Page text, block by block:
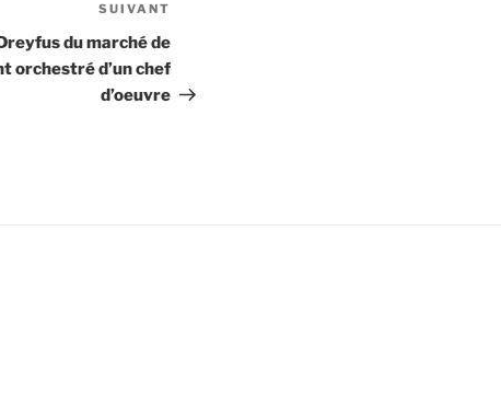
suivant
SUIVANT
du marché de
orchestré d’un chef
d’oeuvre